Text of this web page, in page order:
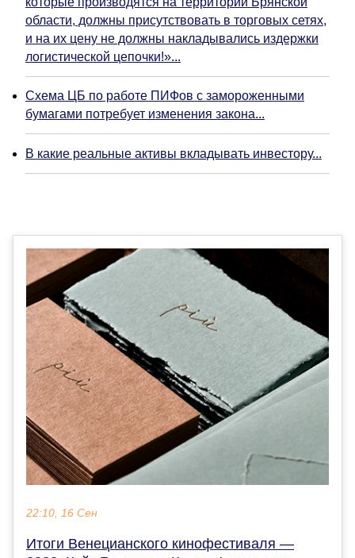
области, должны присутствовать в торговых сетях,
и на их цену не должны накладывались издержки
логистической цепочки!»...
Схема ЦБ по работе ПИФов с замороженными
бумагами потребует изменения закона...
В какие реальные активы вкладывать инвестору...
22:10, 16 Сен
Итоги Венецианского кинофестиваля —